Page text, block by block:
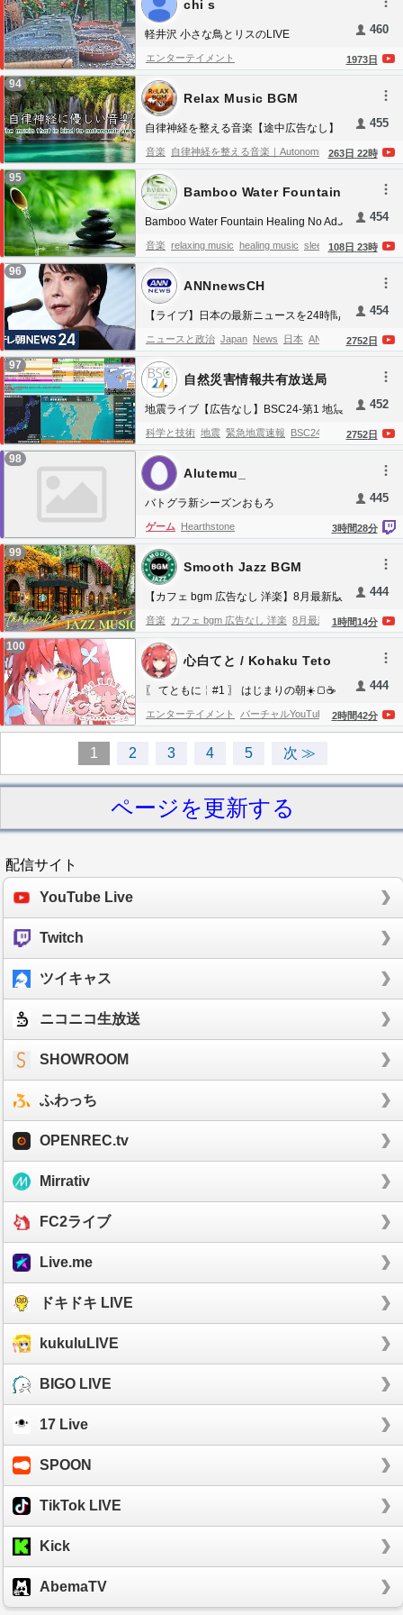
Music
cafe 秋のジャズ
ーヒー 秋のジャズのBGM スターバックス
のプレイリスト bossa nova autumn
jazz cafe ambience autumn smooth jazz
elegant jazz 秋のジャズ広告なし
jazz piano 朝のコーヒータイム bossa nova
ターバックスの秋 秋のジャズミュージック
仕事用BGM ジャズミュージック スターバ
ックス コーヒー
リスト ボサノバジャズ 最新のスターバック
ス スターバックスミュージック
クス カフェ
2026
軽井沢 小さな鳥とリスのLIVE
chi s
1973日
460
エンターテイメント
94
自律神経を整える音楽【途中広告なし】
【めまい・耳鳴り・不安感・恐怖・イラ
イラ・食欲不振・不眠】｜Autonomic
nerve adjustment music
Relax Music BGM
263日 22時
455
音楽 自律神経を整える音楽｜Autonomic
nerve adjustment music
ックス音楽｜Relaxing music to boost
immunity 幸運を呼ぶ音楽｜Good luck music
心と体を整える音楽｜Music to correct mind
and body 疲労回復の音楽｜Music of
relieving fatigue 癒しの音楽｜Healing music
クラシックの音楽｜Classical music 自律神
Stayhome 自律神経 メンタル 眠れなくなる
ほど面白い 交感神経 副交感神経 体性神経
瞑想
律神経を整える AKS療法 腰痛・肩こり駆け
込み寺 治療
律神経の乱れ
こり めまい リンパ
95
Bamboo Water Fountain Healing No Ads
24/7 自然の音とともに音楽をリラックス
バンブーウォーターファウンテン【癒し
音楽BGM】
Bamboo Water Fountain
108日 23時
454
音楽 relaxing music healing music sleep
music
stress relief music anxiety relief music
sleep music insomnia healing music relaxing
piano music water sounds bamboo water
fountain nature sounds birds sounds spa
music yoga music study music focus
music peaceful music emotional healing
relief music no ads relaxing music 24 7
relaxing music live stream
live
96
【ライブ】日本の最新ニュースを24時間
ライブ配信｜テレ朝NEWS24（Japan
News LIVE）【チャットアンケート実施
中！あなたの意見は？】
ANNnewsCH
2752日
454
ニュースと政治 Japan News 日本 ANN
asahi
97
地震ライブ【広告なし】BSC24-第1 地震
警戒放送24時 防災情報共有(地震・噴
火・異常気象等)【読み上げあり】
自然災害情報共有放送局
2752日
452
科学と技術 地震 緊急地震速報 BSC24
震モニタ
害 異常気象 防災 減災
生
98
バトグラ新シーズンおもろ
Alutemu_
3時間28分
445
ゲーム Hearthstone
99
【カフェ bgm 広告なし 洋楽】8月最新版
スタバで流れる癒しのジャズ☕ 緑に囲ま
れた街角カフェのボサノバ｜作業用・勉
強用・朝カフェBGM - Starbucks
Coffeehouse Jazz
Smooth Jazz BGM
1時間14分
444
音楽 カフェ bgm 広告なし 洋楽 8月最新版
スタバで流れる癒しのジャズ
Coffeehouse Jazz smooth jazz bgm カフェ
bgm カフェBGM 広告なし 洋楽 スタバ
BGM スターバックスBGM スターバックス
風 スタバジャズ coffeehouse jazz coffee
shop ambience coffeehouse ambience
coffee shop jazz 勉強用BGM 朝カフェBGM
リラックス音楽 カフェ音楽 8月最新版
August Jazz garden cafe
タバ クリニック bgm bgm ジャズ 広告なし
100
〖 てともに╎#1 〗 はじまりの朝☀️🍞☕
〖 心白てと / ネオポルテ 〗
心白てと / Kohaku Teto
2時間42分
444
エンターテイメント バーチャルYouTuber
Neo-Porte
1 2 3 4 5 次 ≫
ページを更新する
配信サイト
YouTube Live
Twitch
ツイキャス
ニコニコ生放送
SHOWROOM
ふわっち
OPENREC.tv
Mirrativ
FC2ライブ
Live.me
ドキドキ LIVE
kukuluLIVE
BIGO LIVE
17 Live
SPOON
TikTok LIVE
Kick
AbemaTV